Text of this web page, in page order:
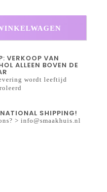
VERKOOP VAN
ALLEEN BOVEN DE
wordt leeftijd
SHIPPING!
>info@smaakhuis.nl